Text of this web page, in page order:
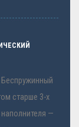
Беспружинный
старше 3-х
—